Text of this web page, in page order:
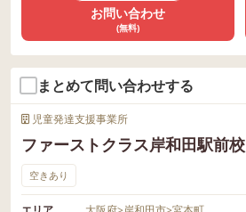
お問い合わせ
(無料)
まとめて問い合わせする
児童発達支援事業所
ファーストクラス岸和田駅前校
空きあり